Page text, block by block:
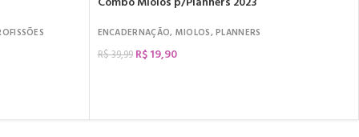
ENCADERNAÇÃO, MIOLOS,PLANNERS
R$39,99 R$19,90